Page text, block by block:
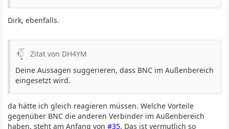
Dirk, ebenfalls.
Zitat von DH4YM
Deine Aussagen suggerieren, dass BNC im Außenbereich
eingesetzt wird.
da hätte ich gleich reagieren müssen. Welche Vorteile
gegenüber BNC die anderen Verbinder im Außenbereich
haben, steht am Anfang von#35. Das ist vermutlich so